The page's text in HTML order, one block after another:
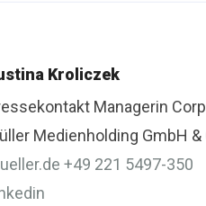
Kroliczek
Managerin
Medienholding GmbH &
+49 221 5497-350